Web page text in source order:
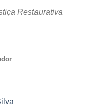
Restaurativa